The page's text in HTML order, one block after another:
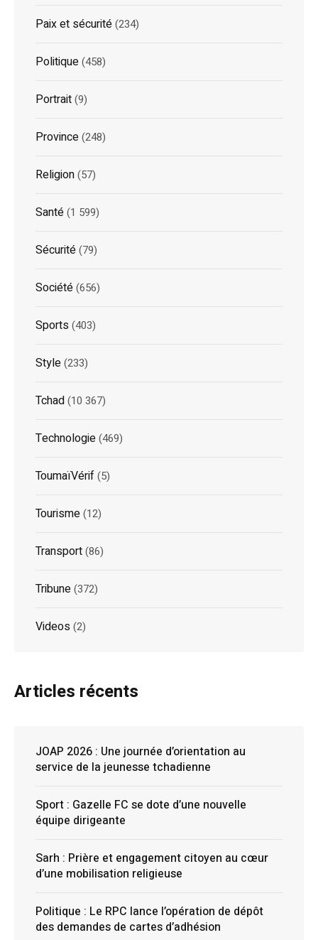
Paix et sécurité(234)
Politique(458)
Portrait(9)
Province(248)
Religion(57)
Santé(1 599)
Sécurité(79)
Société(656)
Sports(403)
Style(233)
Tchad(10 367)
Technologie(469)
ToumaïVérif(5)
Tourisme(12)
Transport(86)
Tribune(372)
Videos(2)
Articles récents
JOAP 2026 : Une journée d’orientation au
service de la jeunesse tchadienne
Sport : Gazelle FC se dote d’une nouvelle
équipe dirigeante
Sarh : Prière et engagement citoyen au cœur
d’une mobilisation religieuse
Politique : Le RPC lance l’opération de dépôt
des demandes de cartes d’adhésion